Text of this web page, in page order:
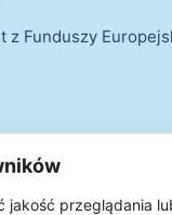
jakość przeglądania
Funduszy